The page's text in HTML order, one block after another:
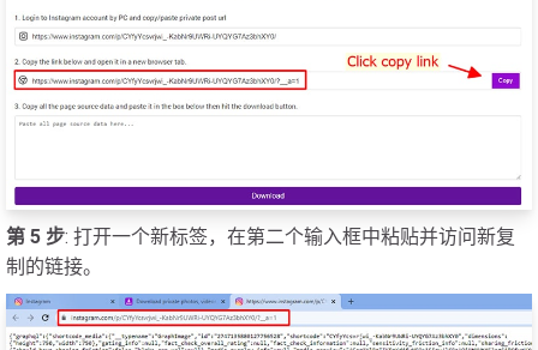
第 5 步: 打开一个新标签，在第二个输入框中粘贴并访问新复
制的链接。